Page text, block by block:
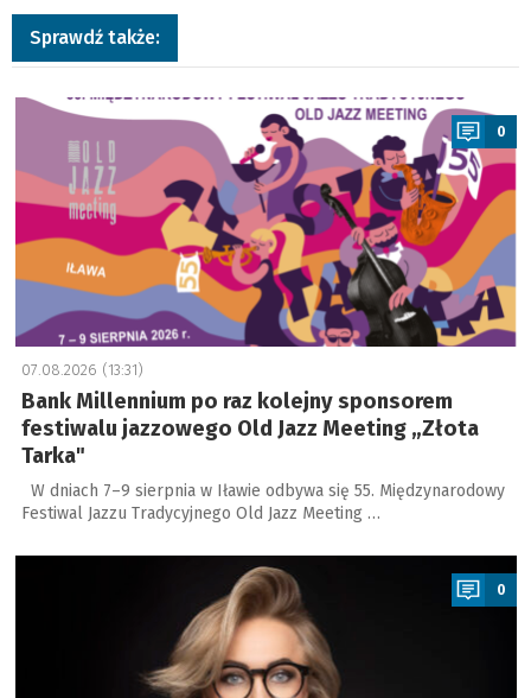
Sprawdź także:
a
0
07.08.2026 (13:31)
Bank Millennium po raz kolejny sponsorem
festiwalu jazzowego Old Jazz Meeting „Złota
Tarka"
W dniach 7–9 sierpnia w Iławie odbywa się 55. Międzynarodowy
Festiwal Jazzu Tradycyjnego Old Jazz Meeting …
a
0